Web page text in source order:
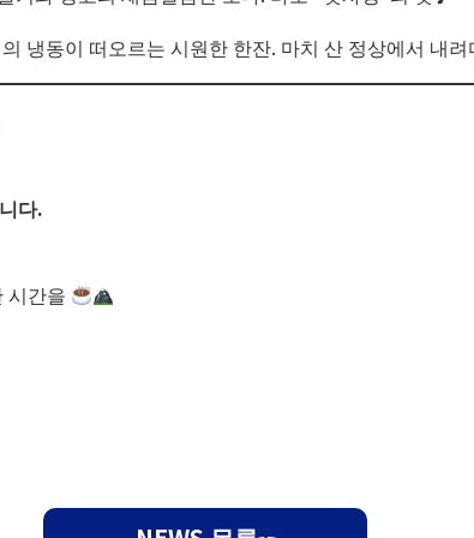
냉동이 떠오르는 시원한 한잔. 마치 산 정상에서 내
다.
시간을